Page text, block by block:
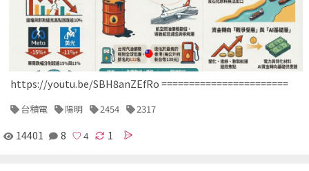
https://youtu.be/SBH8anZEfRo =======================
台積電 陽明 2454 2317
14401 8 1